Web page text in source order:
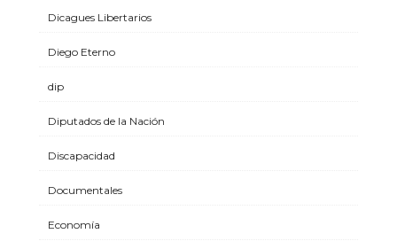
Dicagues Libertarios
Diego Eterno
dip
Diputados de la Nación
Discapacidad
Documentales
Economía